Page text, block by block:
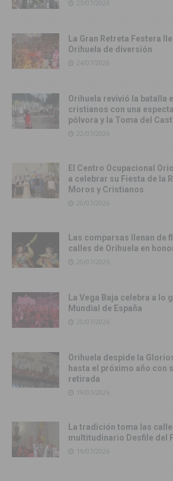
25/07/2026
La Gran Retreta Festera
Orihuela de diversión
24/07/2026
Orihuela revivió la batalla
cristianos con una
pólvora y la Toma del
22/07/2026
El Centro Ocupacional
a celebrar su Fiesta de la
Moros y Cristianos
20/07/2026
Las comparsas llenan de
calles de Orihuela en
20/07/2026
La Vega Baja celebra a lo
Mundial de España
20/07/2026
Orihuela despide la
hasta el próximo año con
retirada
19/07/2026
La tradición toma las
multitudinario Desfile del
19/07/2026